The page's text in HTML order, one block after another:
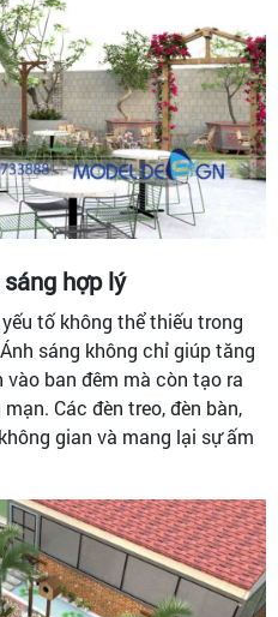
hợp lý
tố không thể thiếu trong
sáng không chỉ giúp tăng
ban đêm mà còn tạo ra
Các đèn treo, đèn bàn,
gian và mang lại sự ấm